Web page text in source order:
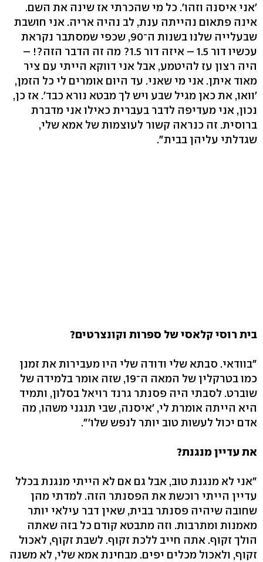
'אני איסנה וזהו'. כל מי שהכרתי אז שינה את השם.
אינה פתאום נהייתה ענת, לב נהיה אריה. אני חושבת
שבעלייה שלנו בשנות ה־90, שכפי שמסתבר נקראת
עכשיו דור 1.5 – איזה דור 1.5? מה זה הדבר הזה?! –
היה רצון עז להיטמע, אבל אני דווקא הייתי עם ציר
מאוד איתן. אני מי שאני. עד היום אומרים לי כל הזמן,
'וואו, את כאן מגיל שבע ויש לך מבטא נורא כבד'. אז כן,
נכון, אני מעדיפה לדבר בעברית כאילו אני מדברת
ברוסית. זה כנראה קשור לעוצמות של אמא שלי,
שגדלתי עליהן בבית".
בית רוסי קלאסי של ספרות וקונצרטים?
"בוודאי. סבתא שלי ודודה שלי היו מעבירות את זמנן
כמו בטרקלין של המאה ה־19, שזה אומר בלמידה של
שוברט. לסבתי היה פסנתר גרנד רויאל בסלון, ותמיד
היא הייתה אומרת לי, 'איסנה, שבי תנגני משהו, מה
אדם יכול לעשות טוב יותר לנפש שלו'".
את עדיין מנגנת?
"אני לא מנגנת טוב, אבל גם אם לא הייתי מנגנת בכלל
עדיין הייתי רוכשת את הפסנתר הזה. למדתי מהן
שחובה שיהיה פסנתר בבית, שאין דבר עילאי יותר
מאמנות ומתרבות. וזה מתבטא קודם כל בזה שאתה
הולך זקוף. אתה חייב ללכת זקוף. לשבת זקוף, לאכול
זקוף, ולאכול מכלים יפים. מבחינת אמא שלי, לא משנה